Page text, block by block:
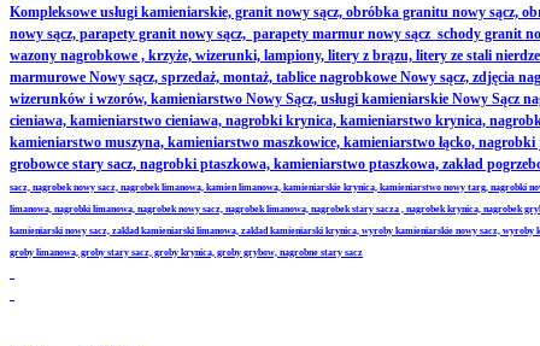
Kompleksowe usługi kamieniarskie, granit nowy sącz, obróbka granitu nowy sącz,
nowy sącz, parapety granit nowy sącz, parapety marmur nowy sącz schody granit
wazony nagrobkowe , krzyże, wizerunki, lampiony, litery z brązu, litery ze stali
marmurowe Nowy sącz, sprzedaż, montaż, tablice nagrobkowe Nowy sącz, zdjęcia
wizerunków i wzorów, kamieniarstwo Nowy Sącz, usługi kamieniarskie Nowy
cieniawa, kamieniarstwo cieniawa, nagrobki krynica, kamieniarstwo krynica,
kamieniarstwo muszyna, kamieniarstwo maszkowice, kamieniarstwo łącko,
grobowce stary sacz, nagrobki ptaszkowa, kamieniarstwo ptaszkowa, zakład
sacz, nagrobek nowy sacz, nagrobek limanowa, kamien limanowa, kamieniarskie krynica, kamieniarstwo nowy targ,
limanowa, nagrobki limanowa, nagrobek nowy sacz, nagrobek limanowa, nagrobek stary sacza , nagrobek krynica, nagrobek
kamieniarski nowy sacz, zaklad kamieniarski limanowa, zaklad kamieniarski krynica, wyroby kamieniarskie nowy sacz,
groby limanowa, groby stary sacz, groby krynica, groby grybow, nagrobne stary sacz